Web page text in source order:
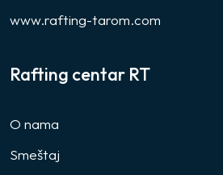
www.rafting-tarom.com
Rafting centar RT
O nama
Smeštaj